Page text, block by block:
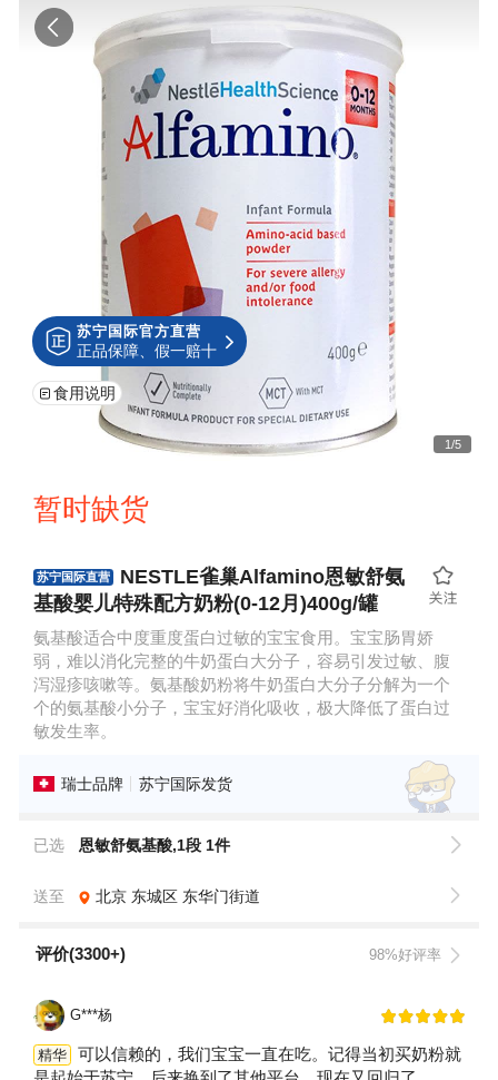
苏宁国际官方直营
正品保障、假一赔十
食用说明
1/5
暂时缺货
苏宁国际直营
NESTLE雀巢Alfamino恩敏舒氨
基酸婴儿特殊配方奶粉(0-12月)400g/罐
氨基酸适合中度重度蛋白过敏的宝宝食用。宝宝肠胃娇
弱，难以消化完整的牛奶蛋白大分子，容易引发过敏、腹
泻湿疹咳嗽等。氨基酸奶粉将牛奶蛋白大分子分解为一个
个的氨基酸小分子，宝宝好消化吸收，极大降低了蛋白过
敏发生率。
瑞士品牌 苏宁国际发货
已选 恩敏舒氨基酸,1段 1件
送至 北京 东城区 东华门街道
评价(3300+) 98%好评率
G***杨
精华
可以信赖的，我们宝宝一直在吃。记得当初买奶粉就